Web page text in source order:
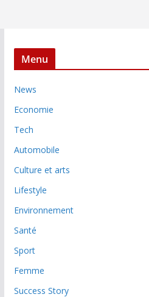
Menu
News
Economie
Tech
Automobile
Culture et arts
Lifestyle
Environnement
Santé
Sport
Femme
Success Story